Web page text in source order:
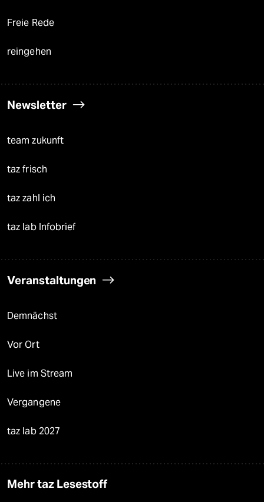
Freie Rede
reingehen
Newsletter
team zukunft
taz frisch
taz zahl ich
taz lab Infobrief
Veranstaltungen
Demnächst
Vor Ort
Live im Stream
Vergangene
taz lab 2027
Mehr taz Lesestoff